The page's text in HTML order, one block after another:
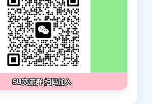
SU交流群 扫码加入